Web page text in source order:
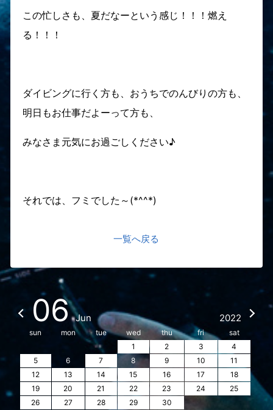
この忙しさも、夏だなーという感じ！！！燃え
る！！！
ダイビングに行く方も、おうちでのんびりの方も、
明日もお仕事だよーって方も、
みなさま元気にお過ごしください♪
それでは、フミでした～(*^^*)
一覧へ戻る
06 Jun 2022
sun mon tue wed thu fri
sat
1
2 3
4
5
6 7 8 9 10
11
12
13 14 15 16 17
18
19
20 21 22 23 24
25
26
27 28 29 30